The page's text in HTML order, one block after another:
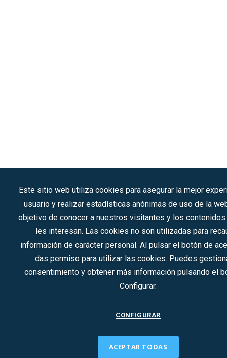
Este sitio web utiliza cookies para asegurar la mejor
usuario y realizar estadísticas anónimas de uso de la
objetivo de conocer a nuestros visitantes y los contenidos
les interesan. Las cookies no son utilizadas para
información de carácter personal. Al pulsar el botón de
das permiso para utilizar las cookies. Puedes
consentimiento y obtener más información pulsando el
Configurar.
CONFIGURAR
ACEPTAR TODAS